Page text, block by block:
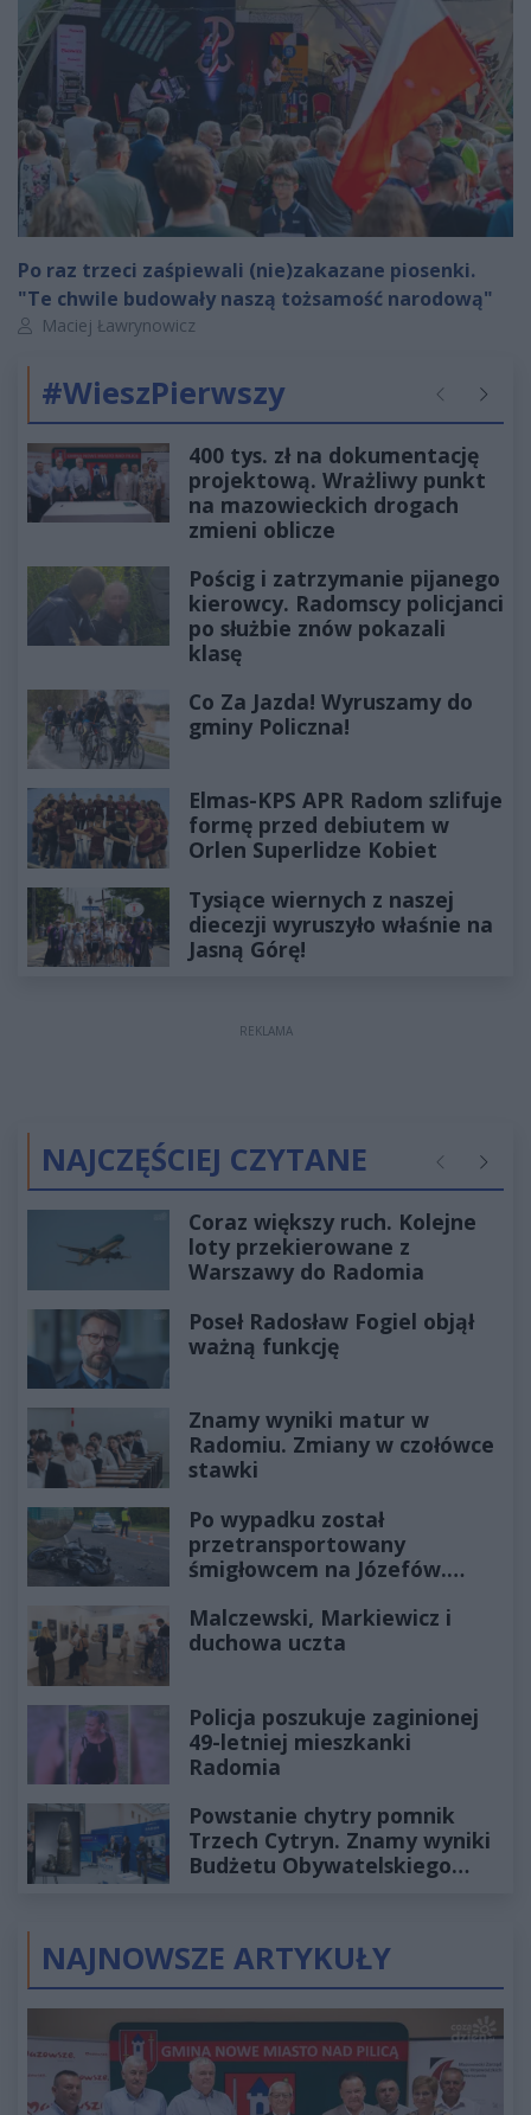
Po raz trzeci zaśpiewali (nie)zakazane piosenki.
"Te chwile budowały naszą tożsamość narodową"
Autor artykułu:
Maciej Ławrynowicz
#WieszPierwszy Poprzednie
400 tys. zł na dokumentację
projektową. Wrażliwy punkt
na mazowieckich drogach
zmieni oblicze
Pościg i zatrzymanie pijanego
kierowcy. Radomscy policjanci
po służbie znów pokazali
klasę
Co Za Jazda! Wyruszamy do
gminy Policzna!
Elmas-KPS APR Radom szlifuje
formę przed debiutem w
Orlen Superlidze Kobiet
Tysiące wiernych z naszej
diecezji wyruszyło właśnie na
Jasną Górę!
REKLAMA
NAJCZĘŚCIEJ CZYTANE Poprzednie
Coraz większy ruch. Kolejne
loty przekierowane z
Warszawy do Radomia
Poseł Radosław Fogiel objął
ważną funkcję
Znamy wyniki matur w
Radomiu. Zmiany w czołówce
stawki
Po wypadku został
przetransportowany
śmigłowcem na Józefów.
Malczewski, Markiewicz i
duchowa uczta
Policja poszukuje zaginionej
49-letniej mieszkanki
Radomia
Powstanie chytry pomnik
Trzech Cytryn. Znamy wyniki
Budżetu Obywatelskiego
NAJNOWSZE ARTYKUŁY